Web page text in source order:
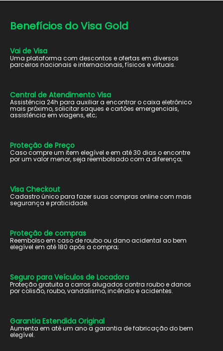
Benefícios doVisa Gold
Vai de Visa
Uma plataforma com descontos e ofertas em diversos
parceiros nacionais e internacionais, físicos e virtuais.
Central de Atendimento Visa
Assistência 24h para auxiliar a encontrar o caixa eletrônico
mais próximo, solicitar saques e cartões emergenciais,
assistência em viagens, etc;
Proteção de Preço
Caso compre um item elegível e em até 30 dias o encontre
por um valor menor, seja reembolsado com a diferença;
Visa Checkout
Cadastro único para fazer suas compras online com mais
segurança e praticidade.
Proteção de compras
Reembolso em caso de roubo ou dano acidental ao bem
elegível em até 180 após a compra;
Seguro para Veículos de Locadora
Proteção gratuita a carros alugados contra roubo e danos
por colisão, roubo, vandalismo, incêndio e acidentes.
Garantia Estendida Original
Aumenta em até um ano a garantia de fabricação do bem
elegível.